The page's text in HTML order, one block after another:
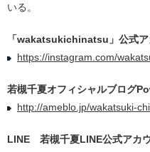
いる。
「wakatsukichinatsu」公式ア
https://instagram.com/
若槻千夏オフィシャルブログ
http://ameblo.jp/wakatsuki-
LINE 若槻千夏LINE公式アカ